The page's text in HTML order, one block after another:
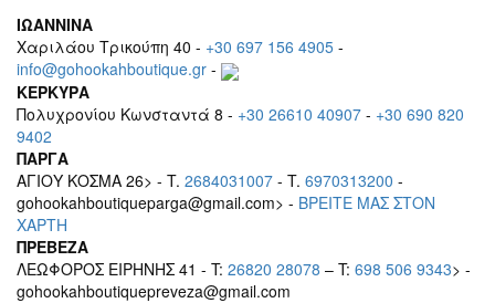
ΙΩΑΝΝΙΝΑ
Χαριλάου Τρικούπη 40 - +30 697 156 4905 -
info@gohookahboutique.gr -
ΚΕΡΚΥΡΑ
Πολυχρονίου Κωνσταντά 8 - +30 26610 40907 - +30 690 820
9402
ΠΑΡΓΑ
ΑΓΙΟΥ ΚΟΣΜΑ 26> - T. 2684031007 - T. 6970313200 -
gohookahboutiqueparga@gmail.com> - BΡEITE MAΣ ΣΤΟΝ
ΧΑΡΤΗ
ΠΡΕΒΕΖΑ
ΛΕΩΦΟΡΟΣ ΕΙΡΗΝΗΣ 41 - T: 26820 28078 – T: 698 506 9343> -
gohookahboutiquepreveza@gmail.com